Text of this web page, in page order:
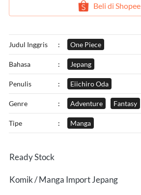
` Beli di Shopee
Judul Inggris : One Piece
Bahasa : Jepang
Penulis : Eiichiro Oda
Genre : Adventure Fantasy
Tipe : Manga
Ready Stock
Komik / Manga Import Jepang